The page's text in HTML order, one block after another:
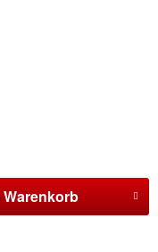
Warenkorb